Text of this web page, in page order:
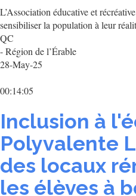
L’Association éducative et
sensibiliser la population à leur
QC
- Région de l’Érable
28-May-25
00:14:05
Inclusion à
Polyvalente
des locaux
les élèves à